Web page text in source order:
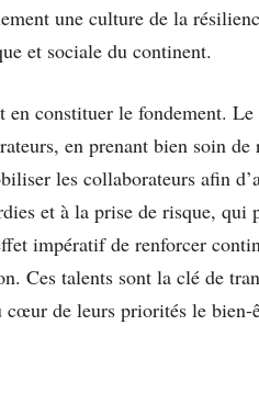
une culture de la
et sociale du continent.
constituer le fondement.
en prenant bien soin
les collaborateurs afin
et à la prise de risque,
impératif de renforcer
Ces talents sont la clé de
cœur de leurs priorités le